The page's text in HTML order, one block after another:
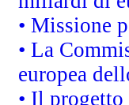
• Missione
• La
europea
• Il